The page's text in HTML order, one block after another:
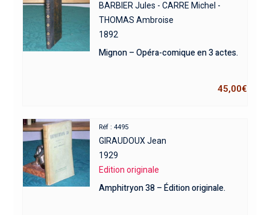
BARBIER Jules - CARRE Michel -
THOMAS Ambroise
1892
Mignon – Opéra-comique en 3 actes.
45,00€
Réf : 4495
GIRAUDOUX Jean
1929
Edition originale
Amphitryon 38 – Édition originale.